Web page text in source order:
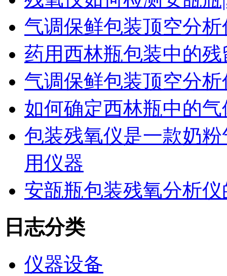
气调保鲜包装顶空分
药用西林瓶包装中的
气调保鲜包装顶空分
如何确定西林瓶中的
包装残氧仪是一款奶
用仪器
安瓿瓶包装残氧分析
日志分类
仪器设备